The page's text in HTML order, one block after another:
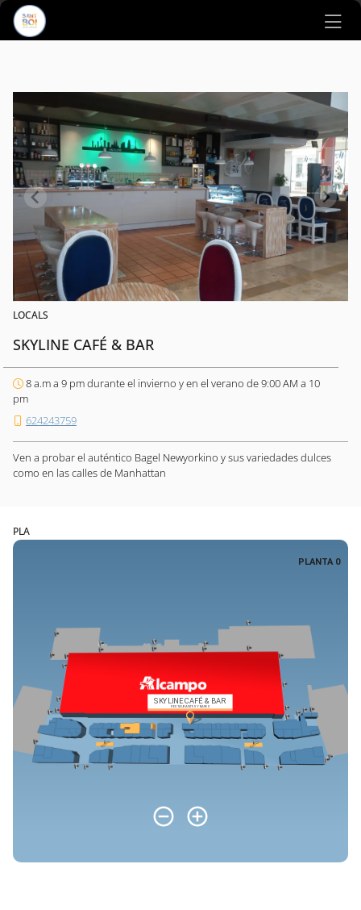
Ir al contenido principal
LOCALS
SKYLINE CAFÉ & BAR
8 a.m a 9 pm durante el invierno y en el verano de 9:00 AM a 10
pm
624243759
Ven a probar el auténtico Bagel Newyorkino y sus variedades dulces
como en las calles de Manhattan
PLA